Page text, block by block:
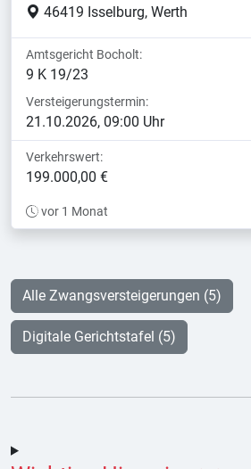
46419 Isselburg, Werth
Amtsgericht Bocholt:
9 K 19/23
Versteigerungstermin:
21.10.2026, 09:00 Uhr
Verkehrswert:
199.000,00 €
vor 1 Monat
Alle Zwangsversteigerungen (5)
Digitale Gerichtstafel (5)